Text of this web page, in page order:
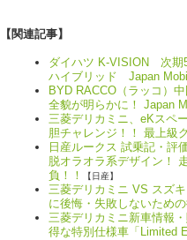
【関連記事】
ダイハツ K-VISION 次期
ハイブリッド Japan
BYD RACCO（ラッコ）
全貌が明らかに！ Japan
三菱デリカミニ、eKスペ
胆チャレンジ！！ 最上級
日産ルークス 試乗記・
脱オラオラ系デザイン！
負！！
【日産】
三菱デリカミニ VS スズ
に後悔・失敗しないため
三菱デリカミニ新車情報
得な特別仕様車「Limited